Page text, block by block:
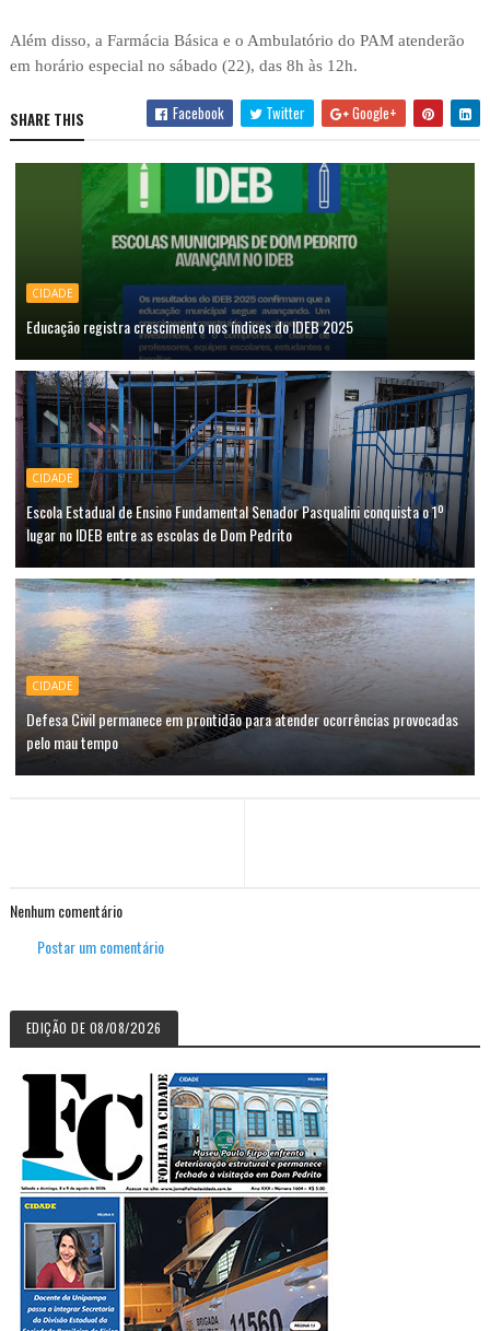
Além disso, a Farmácia Básica e o Ambulatório do PAM atenderão
em horário especial no sábado (22), das 8h às 12h.
SHARE THIS Facebook Twitter Google+
CIDADE
Educação registra crescimento nos índices do IDEB 2025
CIDADE
Escola Estadual de Ensino Fundamental Senador Pasqualini conquista o 1º
lugar no IDEB entre as escolas de Dom Pedrito
CIDADE
Defesa Civil permanece em prontidão para atender ocorrências provocadas
pelo mau tempo
Nenhum comentário
Postar um comentário
EDIÇÃO DE 08/08/2026